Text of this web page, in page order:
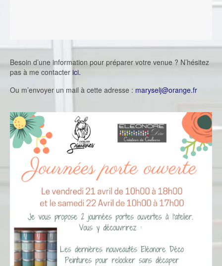
Besoin d’une information pour préparer votre venue ? N’hésitez
pas à me contacter ici.
Ou m’envoyer un mail à cette adresse : maryselj@orange.fr